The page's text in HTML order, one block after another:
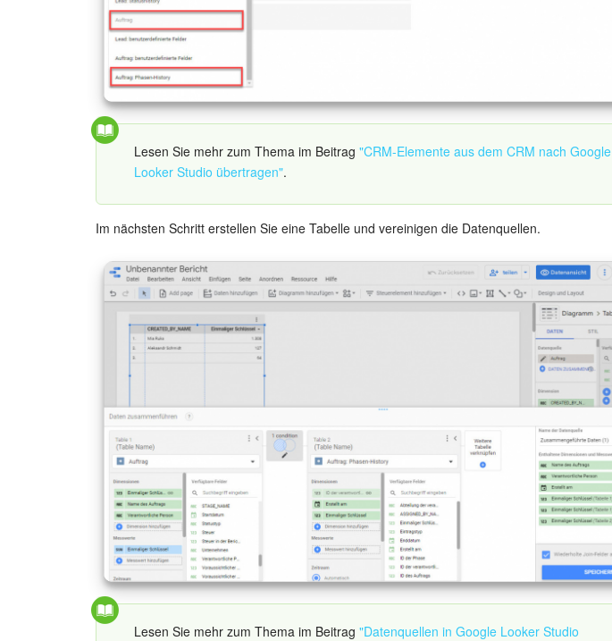
Lesen Sie mehr zum Thema im Beitrag "CRM-Elemente aus dem CRM nach Google
Looker Studio übertragen".
Im nächsten Schritt erstellen Sie eine Tabelle und vereinigen die Datenquellen.
Lesen Sie mehr zum Thema im Beitrag "Datenquellen in Google Looker Studio